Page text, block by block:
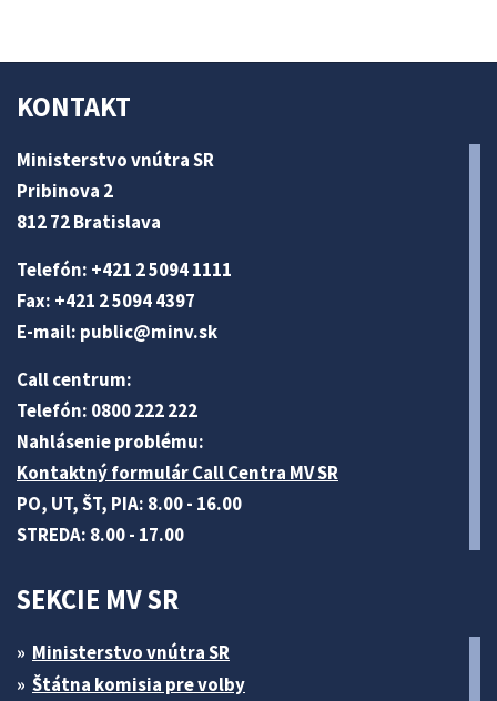
KONTAKT
Ministerstvo vnútra SR
Pribinova 2
812 72 Bratislava
Telefón: +421 2 5094 1111
Fax: +421 2 5094 4397
E-mail: public@minv.sk
Call centrum:
Telefón: 0800 222 222
Nahlásenie problému:
Kontaktný formulár Call Centra MV SR
PO, UT, ŠT, PIA: 8.00 - 16.00
STREDA: 8.00 - 17.00
SEKCIE MV SR
Ministerstvo vnútra SR
Štátna komisia pre volby